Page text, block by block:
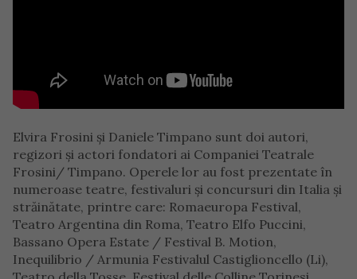
Elvira Frosini și Daniele Timpano sunt doi autori,
regizori și actori fondatori ai Companiei Teatrale
Frosini/ Timpano. Operele lor au fost prezentate în
numeroase teatre, festivaluri şi concursuri din Italia și
străinătate, printre care: Romaeuropa Festival,
Teatro Argentina din Roma, Teatro Elfo Puccini,
Bassano Opera Estate / Festival B. Motion,
Inequilibrio / Armunia Festivalul Castiglioncello (Li),